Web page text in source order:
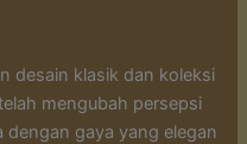
desain klasik dan koleksi
mengubah persepsi
gaya yang elegan